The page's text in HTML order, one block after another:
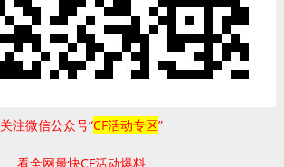
关注微信公众号“CF活动专区”
看全网最快CF活动爆料